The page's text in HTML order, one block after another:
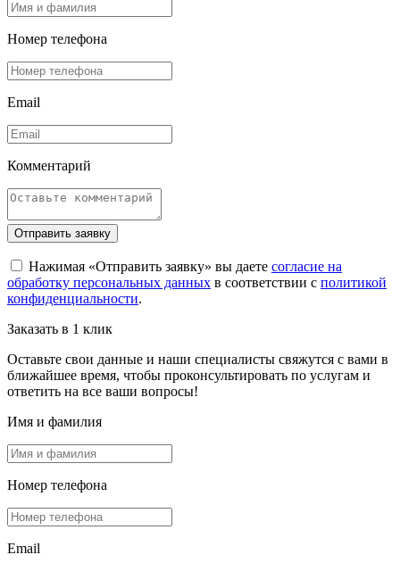
Номер телефона
Email
Комментарий
Отправить заявку
Нажимая «Отправить заявку» вы даете согласие на
обработку персональных данных в соответствии с политикой
конфиденциальности.
Заказать в 1 клик
Оставьте свои данные и наши специалисты свяжутся с вами в
ближайшее время, чтобы проконсультировать по услугам и
ответить на все ваши вопросы!
Имя и фамилия
Номер телефона
Email